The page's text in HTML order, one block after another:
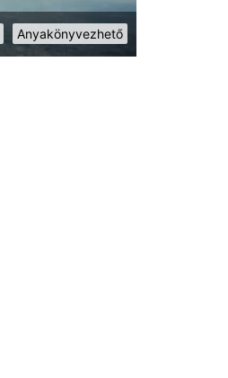
Anyakönyvezhető